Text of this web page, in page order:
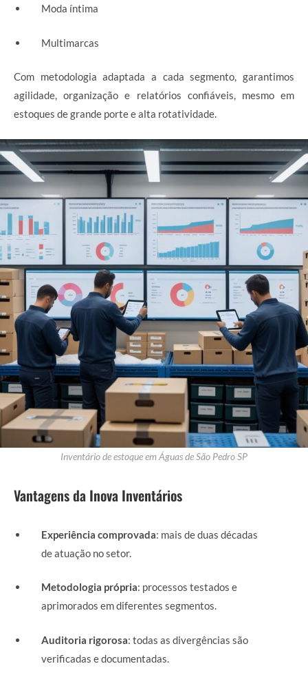
Moda íntima
Multimarcas
Com metodologia adaptada a cada segmento, garantimos
agilidade, organização e relatórios confiáveis, mesmo em
estoques de grande porte e alta rotatividade.
Inventário de estoque em Águas de São Pedro SP
Vantagens da Inova Inventários
Experiência comprovada: mais de duas décadas
de atuação no setor.
Metodologia própria: processos testados e
aprimorados em diferentes segmentos.
Auditoria rigorosa: todas as divergências são
verificadas e documentadas.